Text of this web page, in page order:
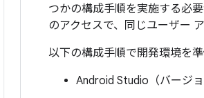
つかの構成手順を実施する必
のアクセスで、 同じユーザー
以下の構成手順で開発環境を準
Android Studio（バージ